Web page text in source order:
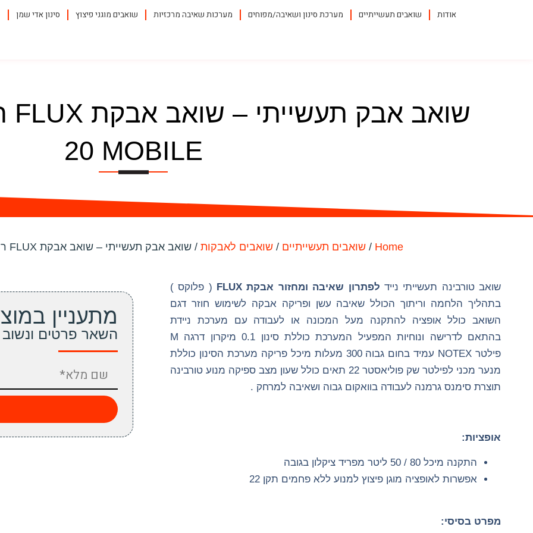
אודות שואבים תעשייתיים מערכת סינון ושאיבה/מפוחים מערכות שאיבה מרכזיות שואבים מוגני פיצוץ סינון אדי שמן
20 MOBILE
Home
/שואבים תעשייתיים /שואבים לאבקות / שואב אבק תעשייתי – שואב אבקת FLUX ריתוך ועשן דגם AF 20 MOBILE
שואב טורבינה תעשייתי נייד לפתרון שאיבה ומחזור אבקת FLUX
( פלוקס )
בתהליך הלחמה וריתוך הכולל שאיבה עשן ופריקה אבקה לשימוש חוזר דגם
השואב כולל אופציה להתקנה מעל המכונה או לעבודה עם מערכת ניידת
בהתאם לדרישה ונוחיות המפעיל המערכת כוללת סינון 0.1 מיקרון דרגה M
פילטר NOTEX עמיד בחום גבוה 300 מעלות מיכל פריקה מערכת הסינון כוללת
מנער מכני לפילטר שק פוליאסטר 22 תאים כולל שעון מצב ספיקה מנוע טורבינה
תוצרת סימנס גרמנה לעבודה בוואקום גבוה ושאיבה למרחק .
אופציות:
התקנה מיכל 80 / 50 ליטר מפריד ציקלון בגובה
אפשרות לאופציה מוגן פיצוץ למנוע ללא פחמים תקן 22
מפרט בסיסי:
מתעניין
השאר פרטים